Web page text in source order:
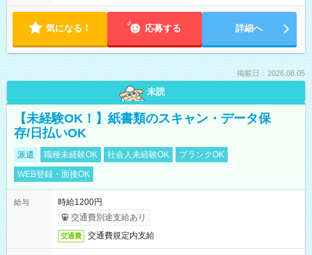
気になる！ 応募する 詳細へ
掲載日：2026.08.05
未読
【未経験OK！】紙書類のスキャン・データ保
存/日払いOK
派遣 職種未経験OK 社会人未経験OK
ブランクOK
WEB登録・面接OK
給与
時給1200円
交通費別途支給あり
交通費 交通費規定内支給